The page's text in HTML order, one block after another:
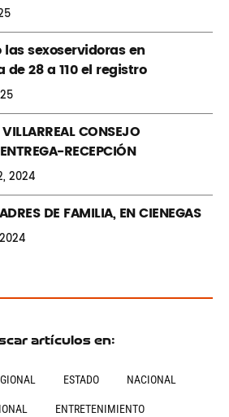
sexoservidoras en
28 a 110 el registro
CONSEJO
RECEPCIÓN
2024
DE FAMILIA, EN CIENEGAS
artículos en:
ESTADO NACIONAL
ENTRETENIMIENTO